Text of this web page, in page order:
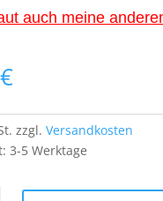
auch meine
€
zzgl. Versandkosten
3-5 Werktage